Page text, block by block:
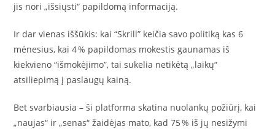
jis nori „išsiųsti“ papildomą informaciją.
Ir dar vienas iššūkis: kai “Skrill” keičia savo politiką kas 6
mėnesius, kai 4 % papildomas mokestis gaunamas iš
kiekvieno “išmokėjimo”, tai sukelia netikėtą „laikų“
atsiliepimą į paslaugų kainą.
Bet svarbiausia – ši platforma skatina nuolankų požiūrį, kai
„naujas“ ir „senas“ žaidėjas mato, kad 75 % iš jų nesižymi